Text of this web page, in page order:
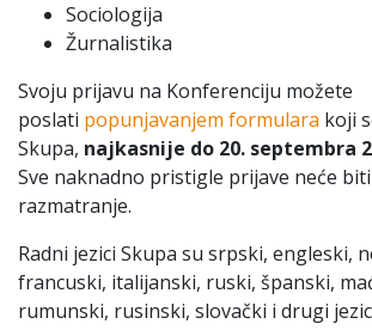
Sociologija
Žurnalistika
Svoju prijavu na Konferenciju možete
poslati popunjavanjem formulara koji
Skupa, najkasnije do 20. septembra
Sve naknadno pristigle prijave neće
razmatranje.
Radni jezici Skupa su srpski, engleski,
francuski, italijanski, ruski, španski,
rumunski, rusinski, slovački i drugi